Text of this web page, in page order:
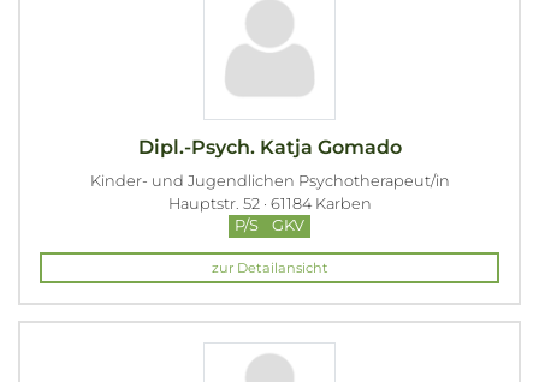
Dipl.-Psych. Katja Gomado
Kinder- und Jugendlichen Psychotherapeut/in
Hauptstr. 52 · 61184 Karben
P/S
GKV
zur Detailansicht